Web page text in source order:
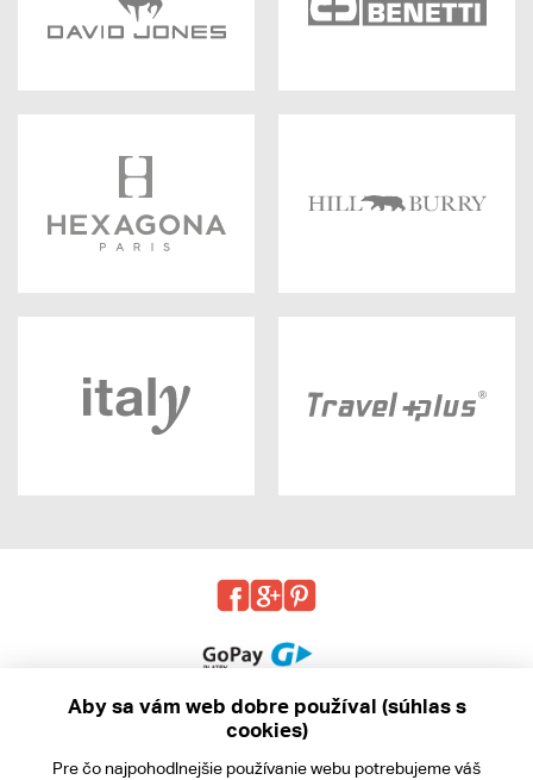
Aby sa vám web dobre používal (súhlas s
cookies)
Pre čo najpohodlnejšie používanie webu potrebujeme váš